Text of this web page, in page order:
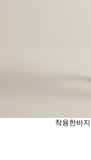
착용한바